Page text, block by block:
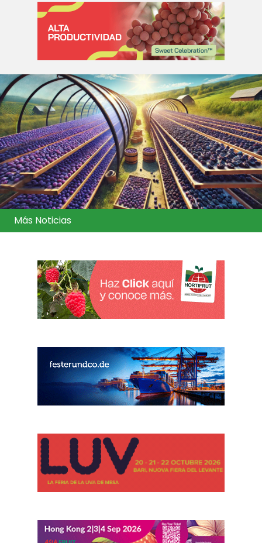
Más Noticias